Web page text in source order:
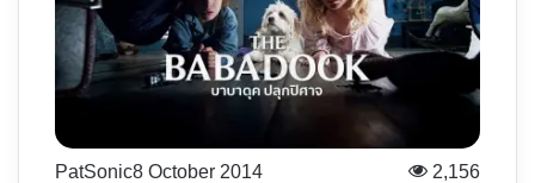
PatSonic8 October 2014 2,156